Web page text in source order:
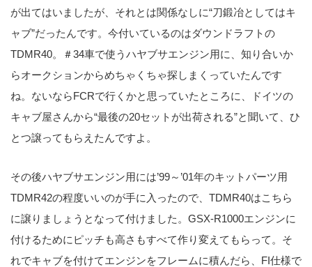
が出てはいましたが、それとは関係なしに“刀鍛冶としてはキ
ャブ”だったんです。今付いているのはダウンドラフトの
TDMR40。＃34車で使うハヤブサエンジン用に、知り合いか
らオークションからめちゃくちゃ探しまくっていたんです
ね。ないならFCRで行くかと思っていたところに、ドイツの
キャブ屋さんから“最後の20セットが出荷される”と聞いて、ひ
とつ譲ってもらえたんですよ。
その後ハヤブサエンジン用には’99～’01年のキットパーツ用
TDMR42の程度いいのが手に入ったので、TDMR40はこちら
に譲りましょうとなって付けました。GSX-R1000エンジンに
付けるためにピッチも高さもすべて作り変えてもらって。そ
れでキャブを付けてエンジンをフレームに積んだら、FI仕様で